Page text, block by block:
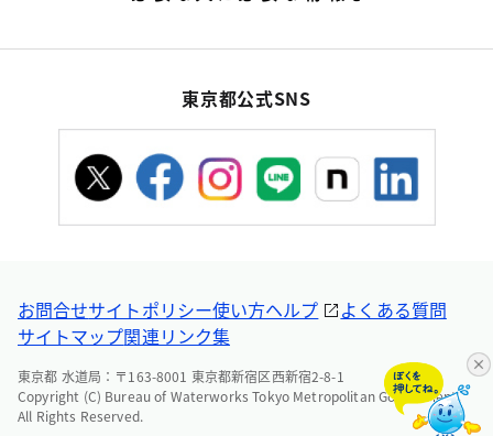
東京都公式SNS
お問合せサイトポリシー使い方ヘルプ
よくある質問
サイトマップ関連リンク集
東京都 水道局：〒163-8001 東京都新宿区西新宿2-8-1
Copyright (C) Bureau of Waterworks Tokyo Metropolitan Government.
All Rights Reserved.